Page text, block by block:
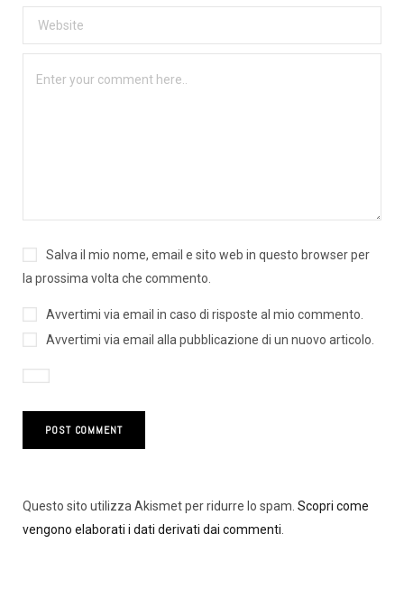
Salva il mio nome, email e sito web in questo browser per
la prossima volta che commento.
Avvertimi via email in caso di risposte al mio commento.
Avvertimi via email alla pubblicazione di un nuovo articolo.
Questo sito utilizza Akismet per ridurre lo spam. Scopri come
vengono elaborati i dati derivati dai commenti